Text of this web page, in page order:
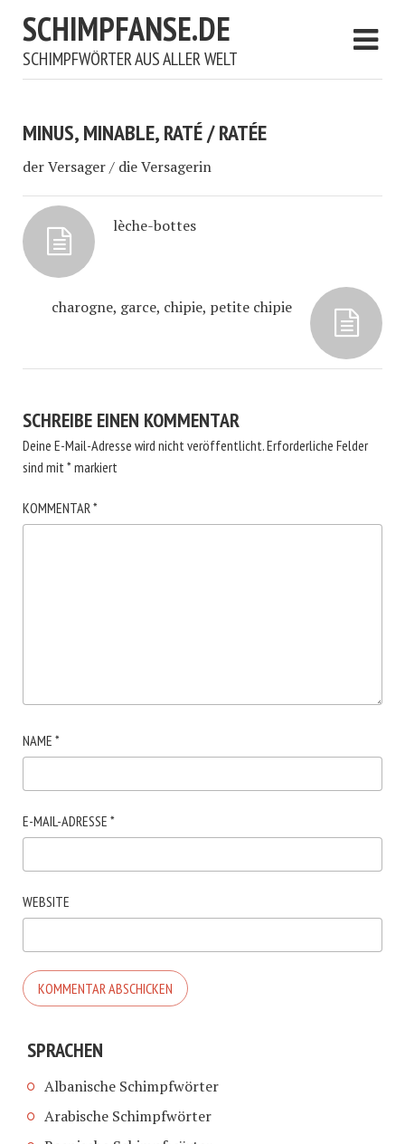
SCHIMPFANSE.DE
SCHIMPFWÖRTER AUS ALLER WELT
MINUS, MINABLE, RATÉ / RATÉE
der Versager / die Versagerin
lèche-bottes
charogne, garce, chipie, petite chipie
SCHREIBE EINEN KOMMENTAR
Deine E-Mail-Adresse wird nicht veröffentlicht.Erforderliche Felder
sind mit*markiert
KOMMENTAR*
NAME *
E-MAIL-ADRESSE *
WEBSITE
SPRACHEN
Albanische Schimpfwörter
Arabische Schimpfwörter